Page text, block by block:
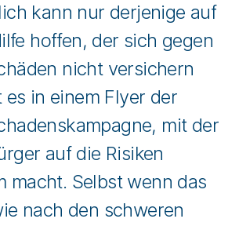
kann nur derjenige auf
hoffen, der sich gegen
nicht versichern
es in einem Flyer der
mit der
auf die Risiken
macht. Selbst wenn das
nach den schweren